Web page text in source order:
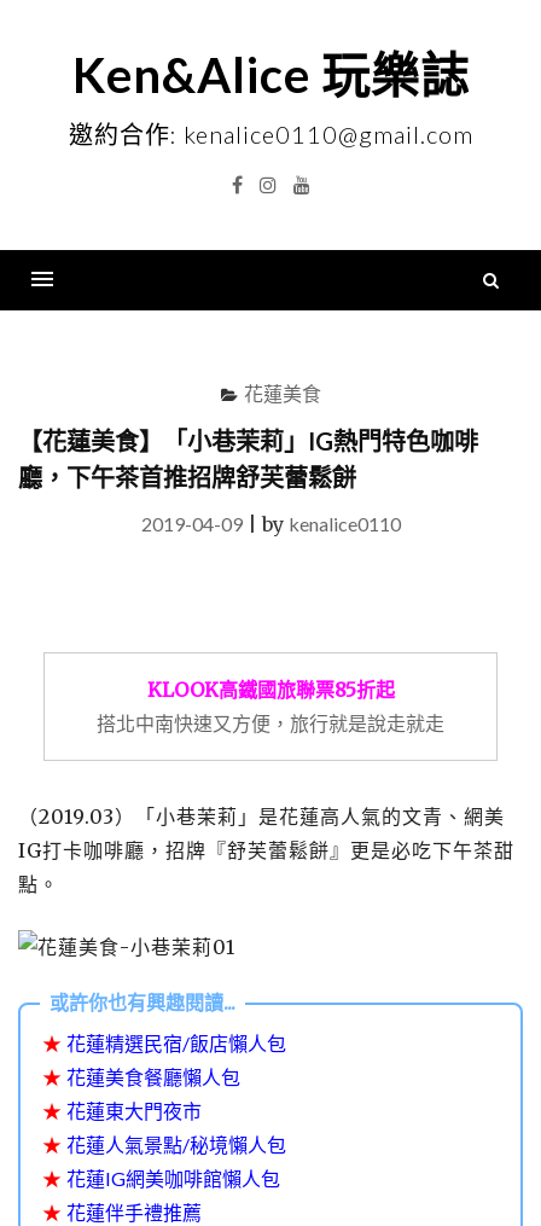
Ken&Alice 玩樂誌
邀約合作: kenalice0110@gmail.com
FacebookInstagramYouTube
花蓮美食
【花蓮美食】「小巷茉莉」IG熱門特色咖啡
廳，下午茶首推招牌舒芙蕾鬆餅
2019-04-09|by kenalice0110
KLOOK高鐵國旅聯票85折起
搭北中南快速又方便，旅行就是說走就走
（2019.03）「小巷茉莉」是花蓮高人氣的文青、網美
IG打卡咖啡廳，招牌『舒芙蕾鬆餅』更是必吃下午茶甜
點。
★ 花蓮精選民宿/飯店懶人包
★ 花蓮美食餐廳懶人包
★ 花蓮東大門夜市
★ 花蓮人氣景點/秘境懶人包
★ 花蓮IG網美咖啡館懶人包
★ 花蓮伴手禮推薦